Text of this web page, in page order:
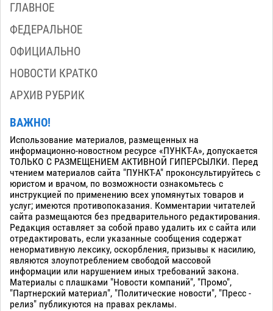
ГЛАВНОЕ
ФЕДЕРАЛЬНОЕ
ОФИЦИАЛЬНО
НОВОСТИ КРАТКО
АРХИВ РУБРИК
ВАЖНО!
Использование материалов, размещенных на
информационно-новостном ресурсе «ПУНКТ-А», допускается
ТОЛЬКО С РАЗМЕЩЕНИЕМ АКТИВНОЙ ГИПЕРСЫЛКИ. Перед
чтением материалов сайта "ПУНКТ-А" проконсультируйтесь с
юристом и врачом, по возможности ознакомьтесь с
инструкцией по применению всех упомянутых товаров и
услуг; имеются противопоказания. Комментарии читателей
сайта размещаются без предварительного редактирования.
Редакция оставляет за собой право удалить их с сайта или
отредактировать, если указанные сообщения содержат
ненормативную лексику, оскорбления, призывы к насилию,
являются злоупотреблением свободой массовой
информации или нарушением иных требований закона.
Материалы с плашками "Новости компаний", "Промо",
"Партнерский материал", "Политические новости", "Пресс -
релиз" публикуются на правах рекламы.